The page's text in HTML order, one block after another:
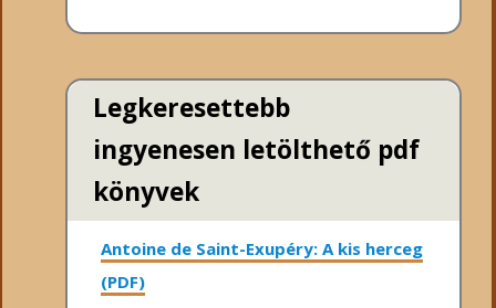
Legkeresettebb
ingyenesen letölthető pdf
könyvek
Antoine de Saint-Exupéry: A kis herceg
(PDF)